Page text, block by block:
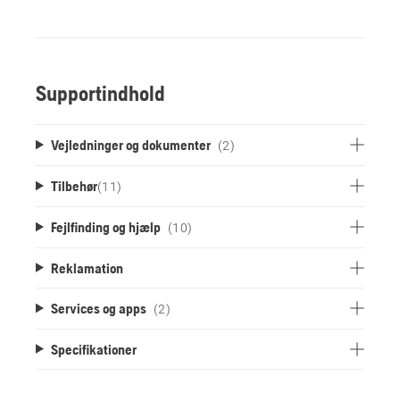
Supportindhold
Vejledninger og dokumenter (2)
Tilbehør(11)
Fejlfinding og hjælp (10)
Reklamation
Services og apps (2)
Specifikationer